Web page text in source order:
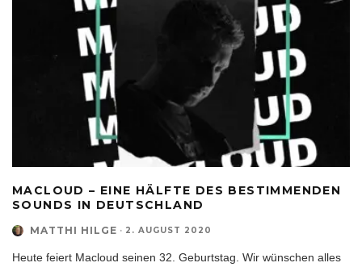
MACLOUD – EINE HÄLFTE DES BESTIMMENDEN
SOUNDS IN DEUTSCHLAND
MATTHI HILGE · 2. AUGUST 2020
Heute feiert Macloud seinen 32. Geburtstag. Wir wünschen alles